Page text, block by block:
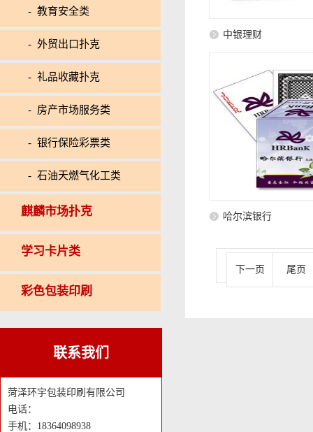
- 教育安全类
- 外贸出口扑克
- 礼品收藏扑克
- 房产市场服务类
- 银行保险彩票类
- 石油天燃气化工类
麒麟市场扑克
学习卡片类
彩色包装印刷
联系我们
菏泽环宇包装印刷有限公司
电话：
手机：18364098938
中银理财
哈尔滨银行
下一页 尾页